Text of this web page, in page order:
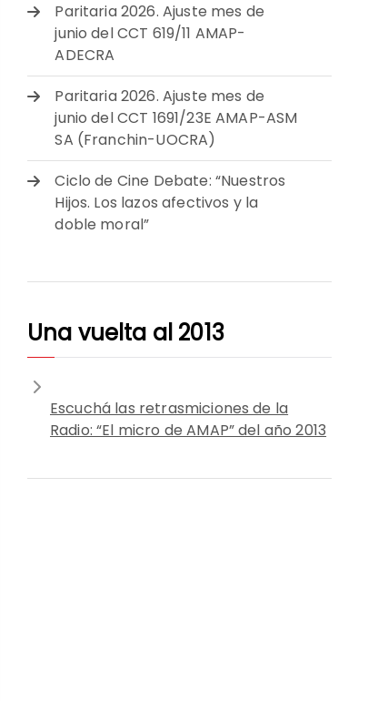
Paritaria 2026. Ajuste mes de
junio del CCT 619/11 AMAP-
ADECRA
Paritaria 2026. Ajuste mes de
junio del CCT 1691/23E AMAP-ASM
SA (Franchin-UOCRA)
Ciclo de Cine Debate: “Nuestros
Hijos. Los lazos afectivos y la
doble moral”
Una vuelta al 2013
Escuchá las retrasmiciones de la
Radio: “El micro de AMAP” del año 2013